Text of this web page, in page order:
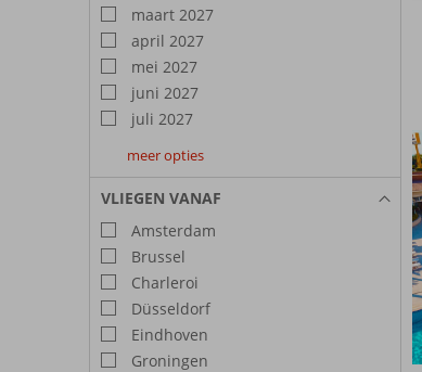
maart 2027
april 2027
mei 2027
juni 2027
juli 2027
augustus
2027
september
2027
oktober
2027
meer opties
VLIEGEN VANAF
Amsterdam
Brussel
Charleroi
Düsseldorf
Eindhoven
Groningen